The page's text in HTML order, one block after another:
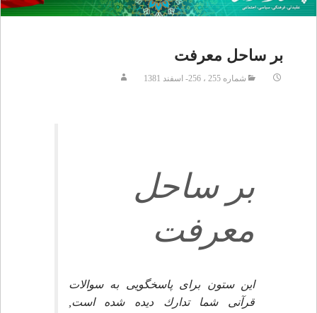
بر ساحل معرفت
شماره 255 ، 256- اسفند 1381
بر ساحل
معرفت
اين ستون براى پاسخگويى به سوالات
قرآنى شما تدارك ديده شده است,